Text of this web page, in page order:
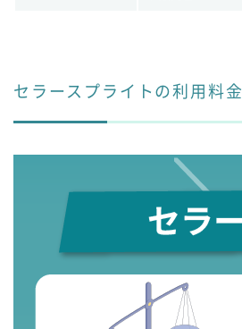
セラースプライトの利用料金